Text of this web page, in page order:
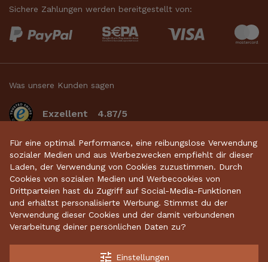
Sichere Zahlungen werden bereitgestellt von:
Was unsere Kunden sagen
Exzellent 4.87/5
basierend auf 2633bewertungen.
Startseite • Keramikdeko • Gartenkeramik •
Sparschweine • Räucherfiguren • Keramikhäuser
Für eine optimal Performance, eine reibungslose Verwendung
sozialer Medien und aus Werbezwecken empfiehlt dir dieser
Laden, der Verwendung von Cookies zuzustimmen. Durch
Cookies von sozialen Medien und Werbecookies von
Drittparteien hast du Zugriff auf Social-Media-Funktionen
und erhältst personalisierte Werbung. Stimmst du der
Verwendung dieser Cookies und der damit verbundenen
Verarbeitung deiner persönlichen Daten zu?
tune Einstellungen